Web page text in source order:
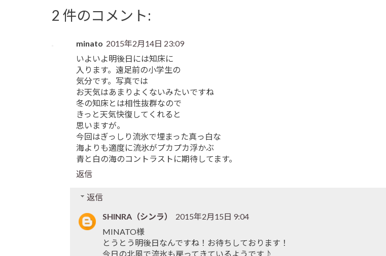
2 件のコメント:
minato 2015年2月14日 23:09
いよいよ明後日には知床に
入ります。遠足前の小学生の
気分です。写真では
お天気はあまりよくないみたいですね
冬の知床とは相性抜群なので
きっと天気快復してくれると
思いますが。
今回はぎっしり流氷で埋まった真っ白な
海よりも適度に流氷がプカプカ浮かぶ
青と白の海のコントラストに期待してます。
返信
返信
SHINRA（シンラ）
2015年2月15日 9:04
MINATO様
とうとう明後日なんですね！お待ちしております！
今日の北風で流氷も戻ってきているようです♪